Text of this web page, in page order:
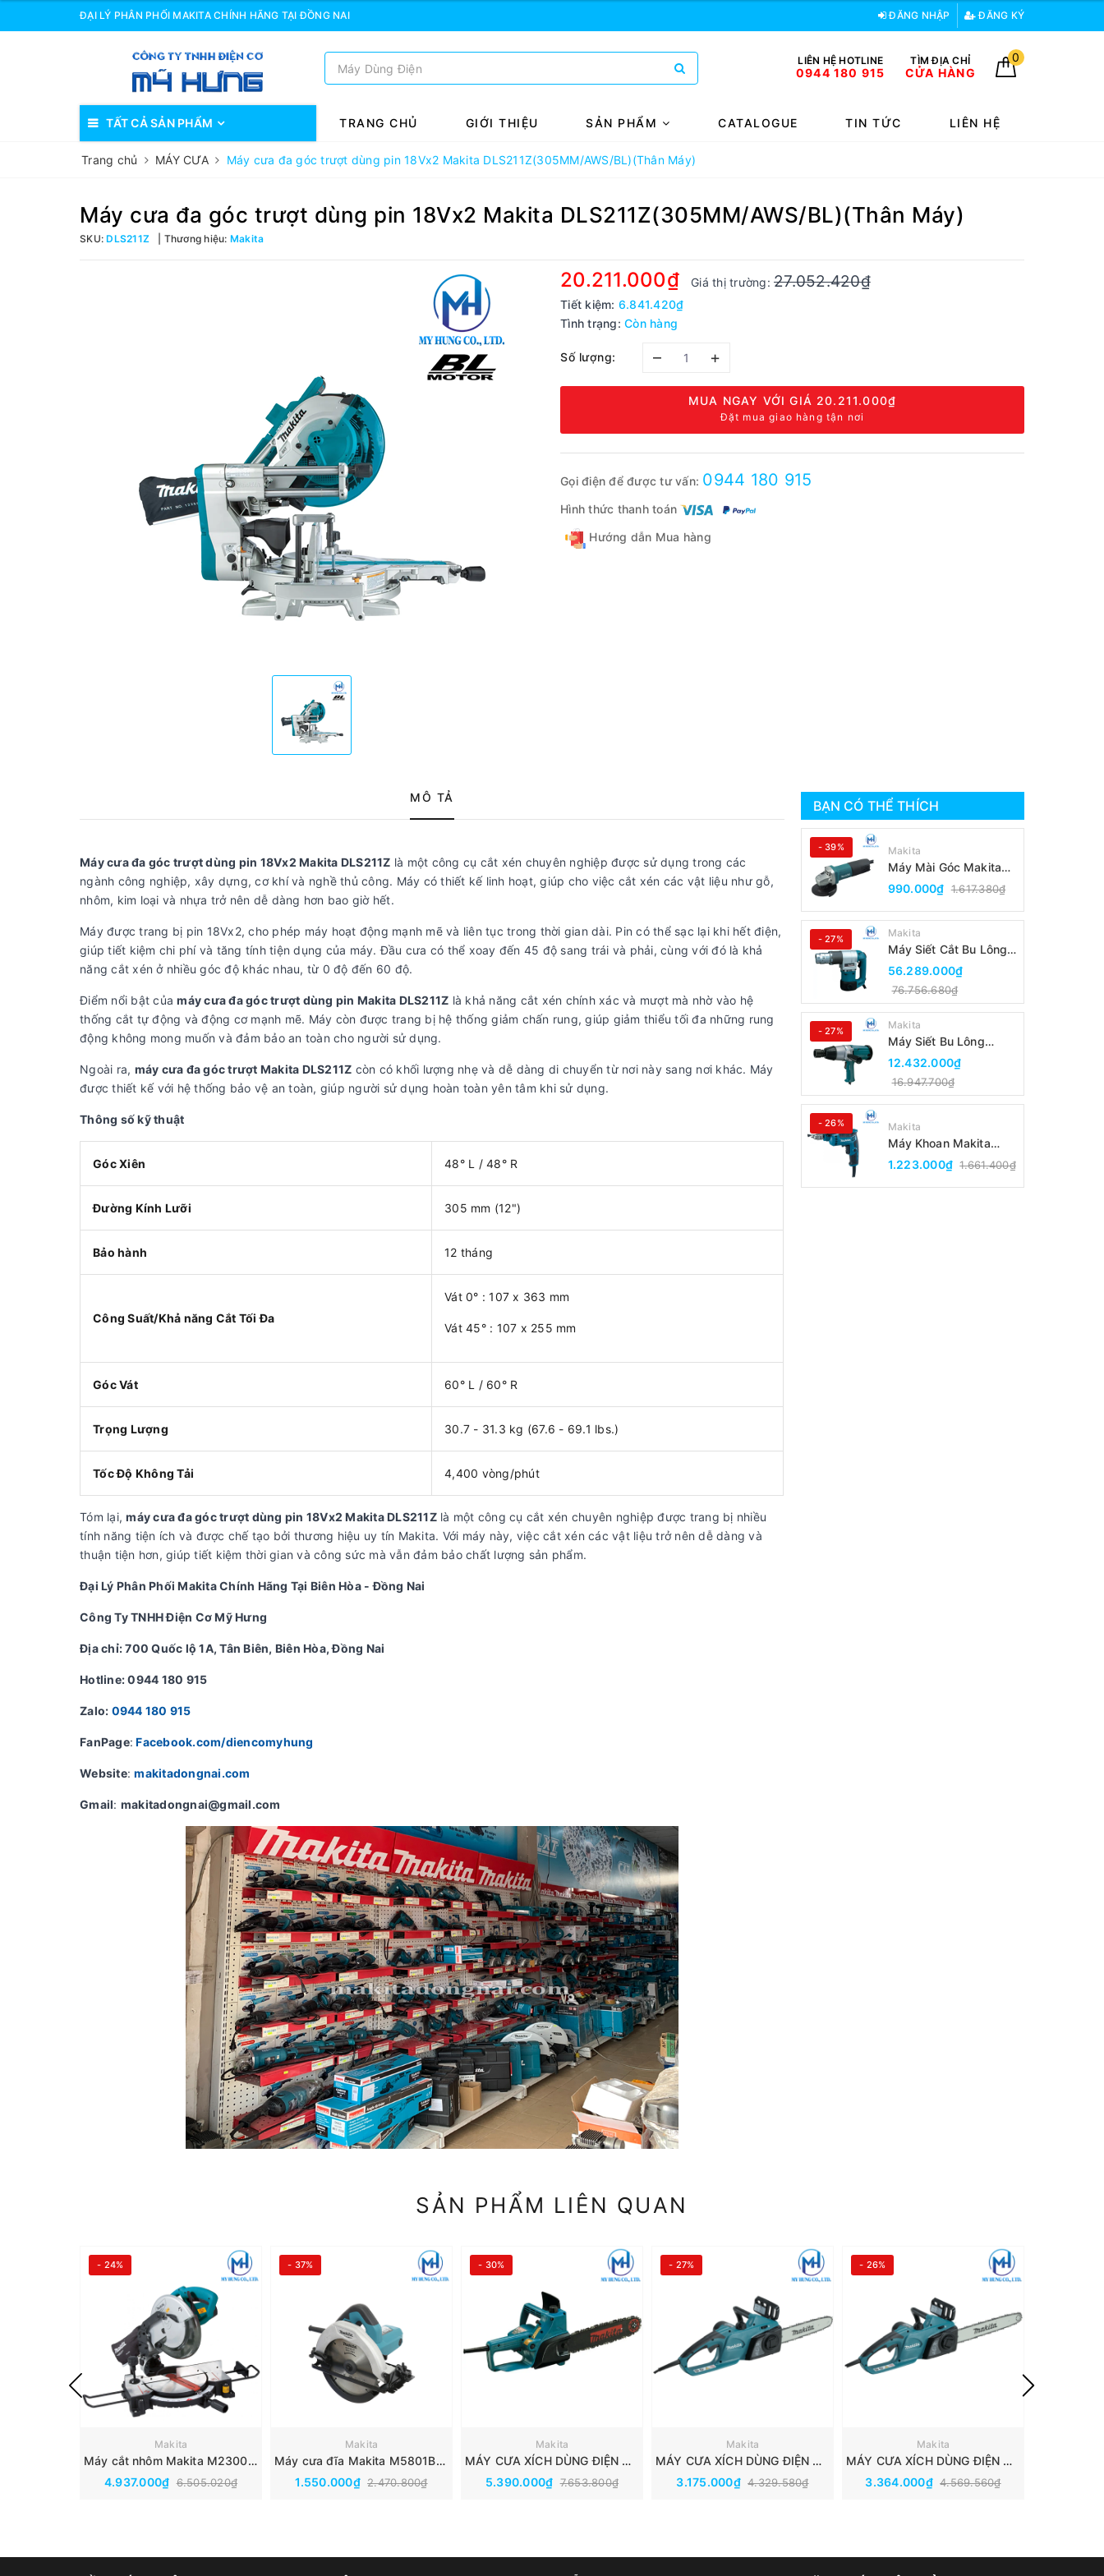
ĐẠI LÝ PHÂN PHỐI MAKITA CHÍNH HÃNG TẠI ĐỒNG NAI ĐĂNG NHẬP ĐĂNG KÝ
LIÊN HỆ HOTLINE
0944 180 915
TÌM ĐỊA CHỈ
CỬA HÀNG
0
TẤT CẢ SẢN PHẨM TRANG CHỦ GIỚI THIỆU SẢN PHẨM CATALOGUE TIN TỨC LIÊN HỆ
Trang chủ MÁY CƯA Máy cưa đa góc trượt dùng pin 18Vx2 Makita DLS211Z(305MM/AWS/BL)(Thân Máy)
Máy cưa đa góc trượt dùng pin 18Vx2 Makita DLS211Z(305MM/AWS/BL)(Thân Máy)
SKU:DLS211Z Thương hiệu: Makita
20.211.000₫ Giá thị trường: 27.052.420₫
Tiết kiệm: 6.841.420₫
Tình trạng: Còn hàng
Số lượng: – +
MUA NGAY VỚI GIÁ 20.211.000₫
Đặt mua giao hàng tận nơi
Gọi điện để được tư vấn: 0944 180 915
Hình thức thanh toán
Hướng dẫn Mua hàng
MÔ TẢ
Máy cưa đa góc trượt dùng pin 18Vx2 Makita DLS211Z là một công cụ cắt xén chuyên nghiệp được sử dụng trong các
ngành công nghiệp, xây dựng, cơ khí và nghề thủ công. Máy có thiết kế linh hoạt, giúp cho việc cắt xén các vật liệu như gỗ,
nhôm, kim loại và nhựa trở nên dễ dàng hơn bao giờ hết.
Máy được trang bị pin 18Vx2, cho phép máy hoạt động mạnh mẽ và liên tục trong thời gian dài. Pin có thể sạc lại khi hết điện,
giúp tiết kiệm chi phí và tăng tính tiện dụng của máy. Đầu cưa có thể xoay đến 45 độ sang trái và phải, cùng với đó là khả
năng cắt xén ở nhiều góc độ khác nhau, từ 0 độ đến 60 độ.
Điểm nổi bật củamáy cưa đa góc trượt dùng pin Makita DLS211Z là khả năng cắt xén chính xác và mượt mà nhờ vào hệ
thống cắt tự động và động cơ mạnh mẽ. Máy còn được trang bị hệ thống giảm chấn rung, giúp giảm thiểu tối đa những rung
động không mong muốn và đảm bảo an toàn cho người sử dụng.
Ngoài ra, máy cưa đa góc trượt Makita DLS211Z còn có khối lượng nhẹ và dễ dàng di chuyển từ nơi này sang nơi khác. Máy
được thiết kế với hệ thống bảo vệ an toàn, giúp người sử dụng hoàn toàn yên tâm khi sử dụng.
Thông số kỹ thuật
Góc Xiên 48° L / 48° R
Đường Kính Lưỡi 305 mm (12")
Bảo hành 12 tháng
Công Suất/Khả năng Cắt Tối Đa
Vát 0° : 107 x 363 mm
Vát 45° : 107 x 255 mm
Góc Vát 60° L / 60° R
Trọng Lượng 30.7 - 31.3 kg (67.6 - 69.1 lbs.)
Tốc Độ Không Tải 4,400 vòng/phút
Tóm lại,máy cưa đa góc trượt dùng pin 18Vx2 Makita DLS211Zlà một công cụ cắt xén chuyên nghiệp được trang bị nhiều
tính năng tiện ích và được chế tạo bởi thương hiệu uy tín Makita. Với máy này, việc cắt xén các vật liệu trở nên dễ dàng và
thuận tiện hơn, giúp tiết kiệm thời gian và công sức mà vẫn đảm bảo chất lượng sản phẩm.
Đại Lý Phân Phối Makita Chính Hãng Tại Biên Hòa - Đồng Nai
Công Ty TNHH Điện Cơ Mỹ Hưng
Địa chỉ: 700 Quốc lộ 1A, Tân Biên, Biên Hòa, Đồng Nai
Hotline: 0944 180 915
Zalo: 0944 180 915
FanPage: Facebook.com/diencomyhung
Website:makitadongnai.com
Gmail: makitadongnai@gmail.com
BẠN CÓ THỂ THÍCH
- 39% Makita
Máy Mài Góc Makita
9553B(100MM/Công
Tắc Đuôi)
990.000₫ 1.617.380₫
- 27% Makita
Máy Siết Cắt Bu Lông
Makita 6924N
56.289.000₫
76.756.680₫
- 27% Makita
Máy Siết Bu Lông
Makita 6906
12.432.000₫
16.947.700₫
- 26% Makita
Máy Khoan Makita
DP2010(6.5MM)
1.223.000₫ 1.661.400₫
SẢN PHẨM LIÊN QUAN
- 24%
Makita
Máy cắt nhôm Makita M2300B(255MM)
4.937.000₫ 6.505.020₫
- 37%
Makita
Máy cưa đĩa Makita M5801B(185MM)
1.550.000₫ 2.470.800₫
- 30%
Makita
MÁY CƯA XÍCH DÙNG ĐIỆN MAKITA 5012B
5.390.000₫ 7.653.800₫
- 27%
Makita
MÁY CƯA XÍCH DÙNG ĐIỆN MAKITA UC3041A
3.175.000₫ 4.329.580₫
- 26%
Makita
MÁY CƯA XÍCH DÙNG ĐIỆN MAKITA UC4041A
3.364.000₫ 4.569.560₫